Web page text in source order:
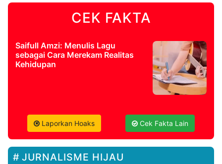
CEK FAKTA
Saifull Amzi: Menulis Lagu
sebagai Cara Merekam Realitas
Kehidupan
Laporkan Hoaks Cek Fakta Lain
JURNALISME HIJAU